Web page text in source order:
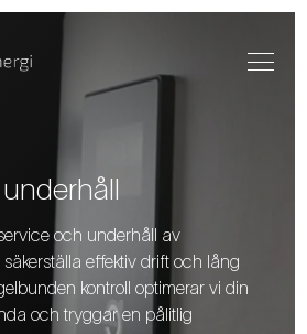
och underhåll av
effektiv drift och lång
kontroll optimerar vi din
och tryggar en pålitlig